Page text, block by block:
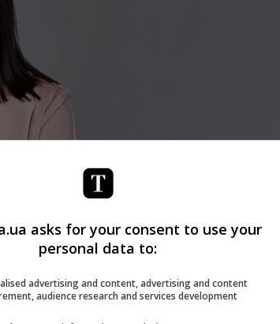
asks for your consent to use your
personal data to:
advertising and content, advertising and content
audience research and services development